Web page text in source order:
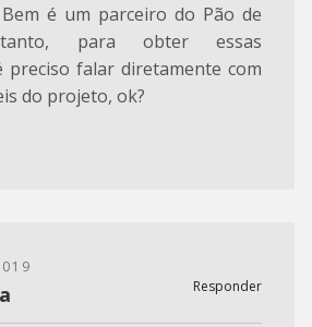
é um parceiro do Pão de
para obter essas
preciso falar diretamente com
do projeto, ok?
Responder